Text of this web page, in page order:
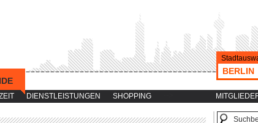
DIENSTLEISTUNGEN SHOPPING
BERLIN